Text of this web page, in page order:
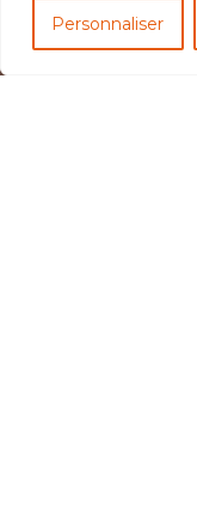
Personnaliser